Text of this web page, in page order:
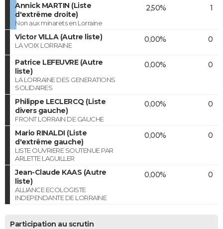
Annick MARTIN (Liste
d'extrême droite)
Non aux minarets en Lorraine
2,50% 1
Victor VILLA (Autre liste)
LA VOIX LORRAINE
0,00% 0
Patrice LEFEUVRE (Autre
liste)
LA LORRAINE DES GENERATIONS
SOLIDAIRES
0,00% 0
Philippe LECLERCQ (Liste
divers gauche)
FRONT LORRAIN DE GAUCHE
0,00% 0
Mario RINALDI (Liste
d'extrême gauche)
LISTE OUVRIERE SOUTENUE PAR
ARLETTE LAGUILLER
0,00% 0
Jean-Claude KAAS (Autre
liste)
ALLIANCE ECOLOGISTE
INDEPENDANTE DE LORRAINE
0,00% 0
Participation au scrutin